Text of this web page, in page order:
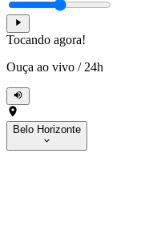
Tocando agora!
Ouça ao vivo / 24h
Belo Horizonte